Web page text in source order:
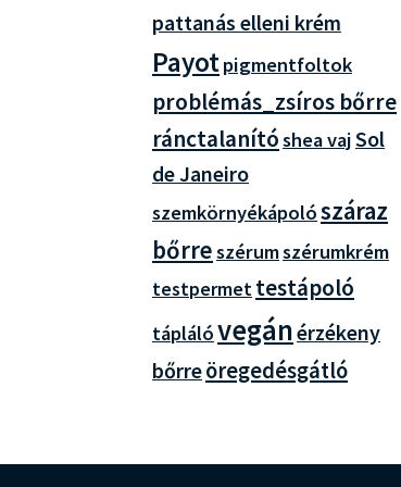
pattanás elleni krém
Payotpigmentfoltok
problémás_zsíros bőrre
ránctalanítóshea vajSol
de Janeiro
szemkörnyékápolószáraz
bőrreszérumszérumkrém
testpermettestápoló
táplálóvegánérzékeny
bőrreöregedésgátló